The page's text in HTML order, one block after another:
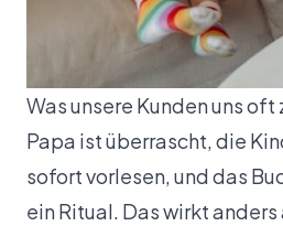
Was unsere Kunden uns
Papa ist überrascht, die
sofort vorlesen, und das
ein Ritual. Das wirkt anders